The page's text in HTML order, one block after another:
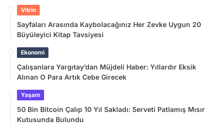
Vitrin
Sayfaları Arasında Kaybolacağınız Her Zevke Uygun 20
Büyüleyici Kitap Tavsiyesi
Ekonomi
Çalışanlara Yargıtay’dan Müjdeli Haber: Yıllardır Eksik
Alınan O Para Artık Cebe Girecek
Yaşam
50 Bin Bitcoin Çalıp 10 Yıl Sakladı: Serveti Patlamış Mısır
Kutusunda Bulundu